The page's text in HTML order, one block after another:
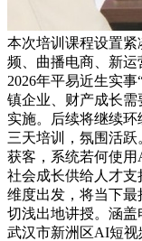
本次培训课程设置
频、曲播电商、新
2026年平易近生实
镇企业、财产成长
实施。后续将继续
三天培训，氛围活
获客，系统若何使
社会成长供给人才
维度出发，将当下
切浅出地讲授。涵
武汉市新洲区AI短